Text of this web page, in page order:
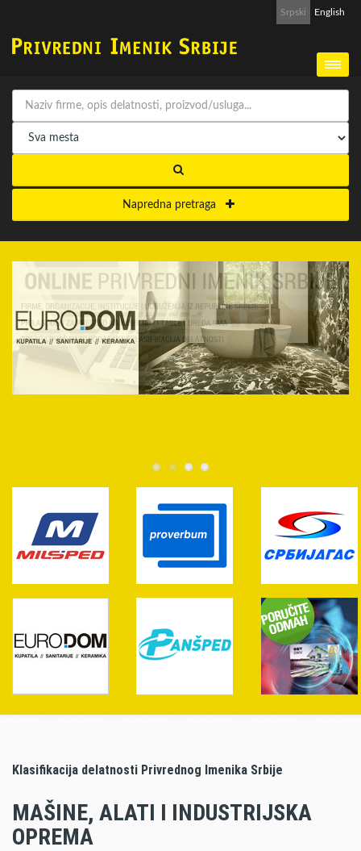
Srpski English
Napredna pretraga
Klasifikacija delatnosti Privrednog Imenika Srbije
MAŠINE, ALATI I INDUSTRIJSKA
OPREMA